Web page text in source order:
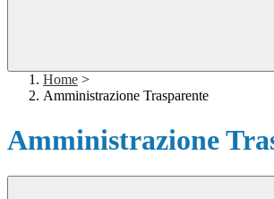
Home >
Amministrazione Trasparente
Amministrazione